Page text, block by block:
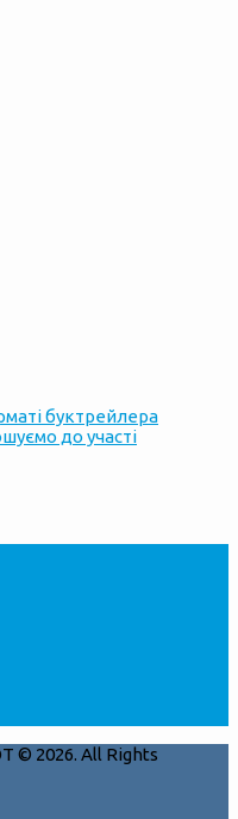
буктрейлера
до участі
© 2026. All Rights